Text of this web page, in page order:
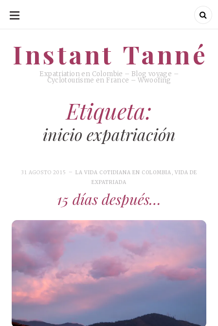
SKIP
CONTENT
Instant Tanné
Expatriation en Colombie – Blog voyage –
Cyclotourisme en France – Wwoofing
Instant Tanné
Etiqueta:
inicio expatriación
31 AGOSTO 2015 LA VIDA COTIDIANA EN COLOMBIA , VIDA DE
EXPATRIADA
15 días después…